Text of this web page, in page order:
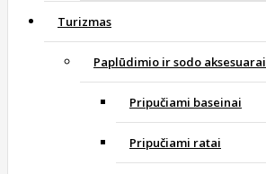
Turizmas
Paplūdimio ir sodo aksesuarai
Pripučiami baseinai
Pripučiami ratai